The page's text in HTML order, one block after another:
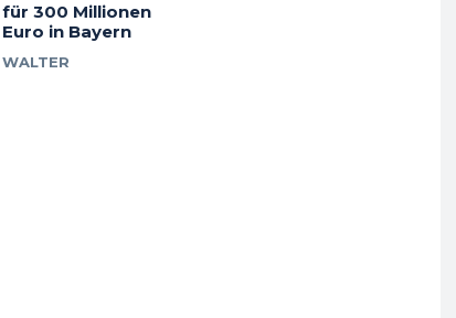
für 300 Millionen
Euro in Bayern
WALTER